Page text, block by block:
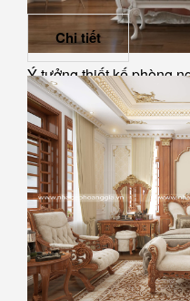
Ý tưởng thiết kế phòng
Chi tiết